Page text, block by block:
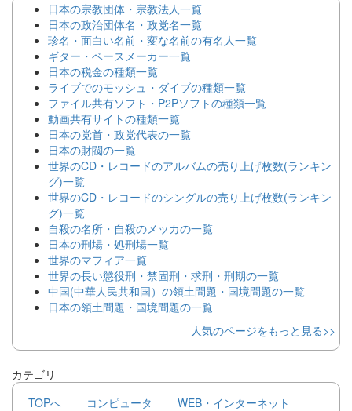
日本の宗教団体・宗教法人一覧
日本の政治団体名・政党名一覧
珍名・面白い名前・変な名前の有名人一覧
ギター・ベースメーカー一覧
日本の税金の種類一覧
ライブでのモッシュ・ダイブの種類一覧
ファイル共有ソフト・P2Pソフトの種類一覧
動画共有サイトの種類一覧
日本の党首・政党代表の一覧
日本の財閥の一覧
世界のCD・レコードのアルバムの売り上げ枚数(ランキン
グ)一覧
世界のCD・レコードのシングルの売り上げ枚数(ランキン
グ)一覧
自殺の名所・自殺のメッカの一覧
日本の刑場・処刑場一覧
世界のマフィア一覧
世界の長い懲役刑・禁固刑・求刑・刑期の一覧
中国(中華人民共和国）の領土問題・国境問題の一覧
日本の領土問題・国境問題の一覧
人気のページをもっと見る>>
カテゴリ
TOPへ
コンピュータ
WEB・インターネット